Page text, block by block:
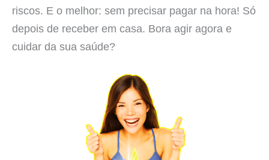
riscos. E o melhor: sem precisar pagar na hora! Só
depois de receber em casa. Bora agir agora e
cuidar da sua saúde?